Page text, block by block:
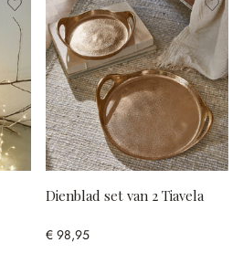
Dienblad set van 2 Tiavela
€ 98,95